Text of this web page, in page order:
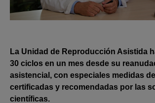
La Unidad de Reproducción Asistida
30 ciclos en un mes desde su
asistencial, con especiales medidas
certificadas y recomendadas por las
científicas.